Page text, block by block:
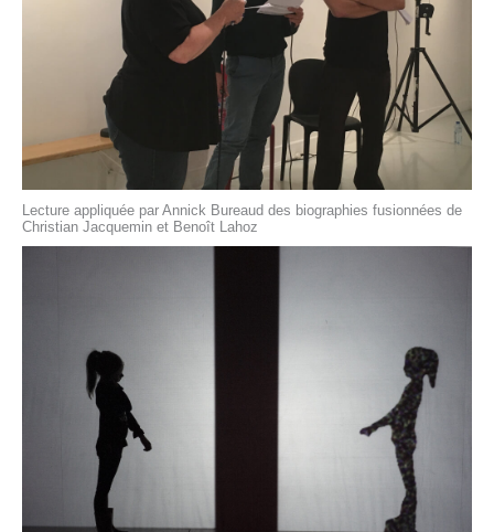
Lecture appliquée par Annick Bureaud des biographies fusionnées de
Christian Jacquemin et Benoît Lahoz